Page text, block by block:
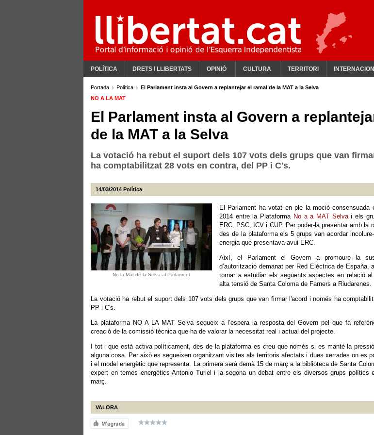
POLÍTICA DRETS I LLIBERTATS OPINIÓ CULTURA TERRITORI
Portada Política
El Parlament insta al Govern a replantejar el ramal de la MAT a la Selva
NO A LA MAT
El Parlament insta al Govern a
de la MAT a la Selva
La votació ha rebut el suport dels 107 vots dels grups que van
ha comptabilitzat 28 vots en contra, del PP i C's.
14/03/2014 Política
No la Mat de la Selva al Parlament
El Parlament ha votat en ple la moció consensuada
2014 entre la Plataforma No a a MAT Selvai els
ERC, PSC, ICV i CUP. Per poder-la presentar amb la
des de la plataforma els 5 grups van acordar
energia que presentava avui ERC.
Així, el Parlament el Govern a promoure la
d’autorització demanat per Red Eléctrica de España,
tornar a estudiar els següents aspectes en relació
alta tensió de Santa Coloma de Farners a Riudarenes.
La votació ha rebut el suport dels 107 vots dels grups que van firmar l'acord i només ha
PP i C's.
La plataforma NO A LA MAT Selva segueix a l’espera la resposta del Govern pel que fa
creació de la comissió tècnica que ha de valorar la necessitat real i actual del projecte.
I tot i que està activa políticament, des de la plataforma es creu que només si es manté la
alguna cosa. Per això es segueixen organitzant visites als territoris afectats i dues xerrades on es
i el model energètic que representa. La primera serà demà 15 de març a la biblioteca de Santa
expert en temes energètics Antonio Turiel i la segona un debat entre els diversos grups polítics
març.
VALORA